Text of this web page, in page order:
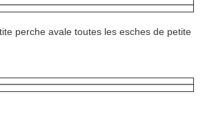
perche avale toutes les esches de petite